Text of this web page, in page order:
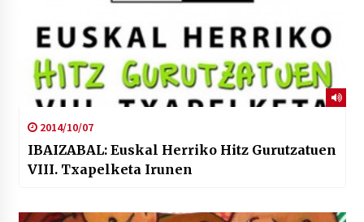
2014/10/07
IBAIZABAL: Euskal Herriko Hitz Gurutzatuen
VIII. Txapelketa Irunen